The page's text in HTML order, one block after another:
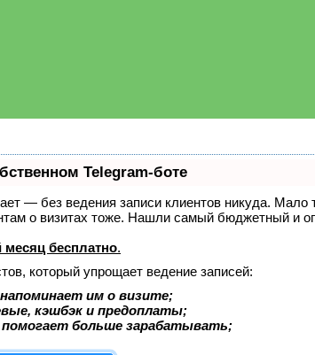
Telegram-боте
— без ведения записи клиентов никуда. Мало
о визитах тоже. Нашли самый бюджетный и
бесплатно.
который упрощает ведение записей:
им о визите;
кэшбэк и предоплаты;
больше зарабатывать;